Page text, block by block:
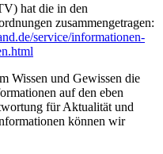
hat die in den
zusammengetragen:
­service/­informationen-
Wissen und Gewissen die
auf den eben
für Aktualität und
können wir